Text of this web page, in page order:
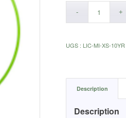
UGS : LIC-MI-XS-10YR
Description
Description